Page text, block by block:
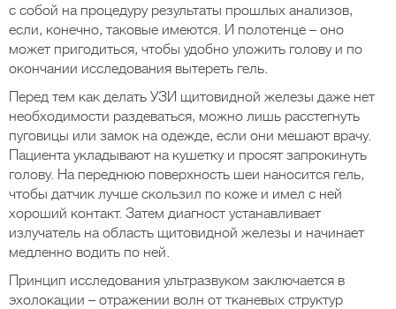
с собой на процедуру результаты прошлых анализов,
если, конечно, таковые имеются. И полотенце – оно
может пригодиться, чтобы удобно уложить голову и по
окончании исследования вытереть гель.
Перед тем как делать УЗИ щитовидной железы даже нет
необходимости раздеваться, можно лишь расстегнуть
пуговицы или замок на одежде, если они мешают врачу.
Пациента укладывают на кушетку и просят запрокинуть
голову. На переднюю поверхность шеи наносится гель,
чтобы датчик лучше скользил по коже и имел с ней
хороший контакт. Затем диагност устанавливает
излучатель на область щитовидной железы и начинает
медленно водить по ней.
Принцип исследования ультразвуком заключается в
эхолокации – отражении волн от тканевых структур